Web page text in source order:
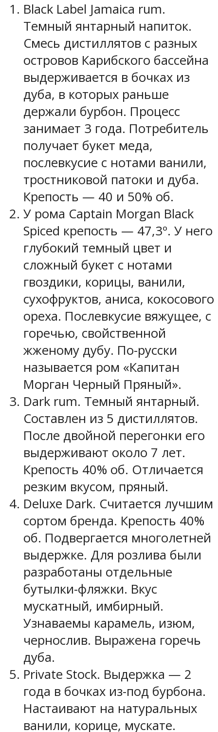
Black Label Jamaica rum.
Темный янтарный напиток.
Смесь дистиллятов с разных
островов Карибского бассейна
выдерживается в бочках из
дуба, в которых раньше
держали бурбон. Процесс
занимает 3 года. Потребитель
получает букет меда,
послевкусие с нотами ванили,
тростниковой патоки и дуба.
Крепость — 40 и 50% об.
У рома Captain Morgan Black
Spiced крепость — 47,3º. У него
глубокий темный цвет и
сложный букет с нотами
гвоздики, корицы, ванили,
сухофруктов, аниса, кокосового
ореха. Послевкусие вяжущее, с
горечью, свойственной
жженому дубу. По-русски
называется ром «Капитан
Морган Черный Пряный».
Dark rum. Темный янтарный.
Составлен из 5 дистиллятов.
После двойной перегонки его
выдерживают около 7 лет.
Крепость 40% об. Отличается
резким вкусом, пряный.
Deluxe Dark. Считается лучшим
сортом бренда. Крепость 40%
об. Подвергается многолетней
выдержке. Для розлива были
разработаны отдельные
бутылки-фляжки. Вкус
мускатный, имбирный.
Узнаваемы карамель, изюм,
чернослив. Выражена горечь
дуба.
Private Stock. Выдержка — 2
года в бочках из-под бурбона.
Настаивают на натуральных
ванили, корице, мускате.